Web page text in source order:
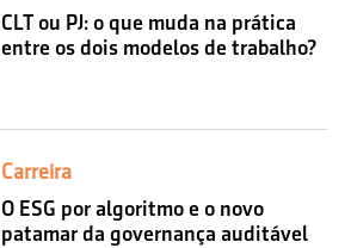
CLT ou PJ: o que muda na prática
entre os dois modelos de trabalho?
Carreira
O ESG por algoritmo e o novo
patamar da governança auditável